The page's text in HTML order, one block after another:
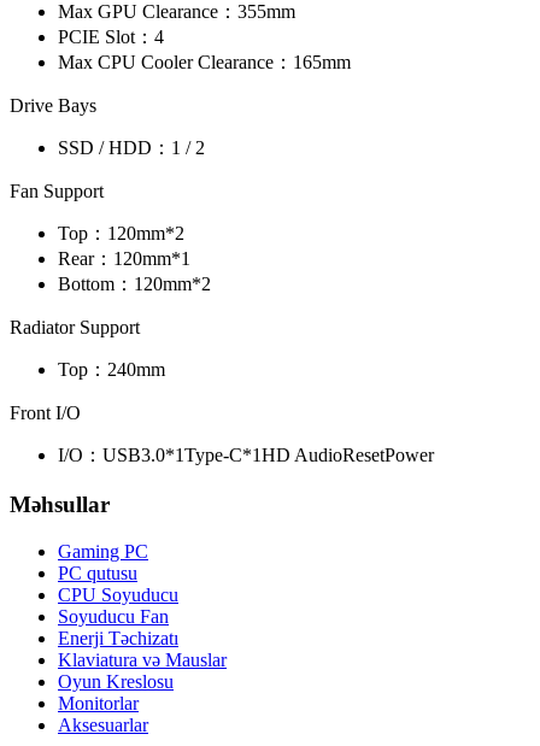
Max GPU Clearance： 355mm
PCIE Slot： 4
Max CPU Cooler Clearance： 165mm
Drive Bays
SSD / HDD： 1 / 2
Fan Support
Top： 120mm*2
Rear： 120mm*1
Bottom： 120mm*2
Radiator Support
Top： 240mm
Front I/O
I/O： USB3.0*1Type-C*1HD AudioResetPower
Məhsullar
Gaming PC
PC qutusu
CPU Soyuducu
Soyuducu Fan
Enerji Təchizatı
Klaviatura və Mauslar
Oyun Kreslosu
Monitorlar
Aksesuarlar